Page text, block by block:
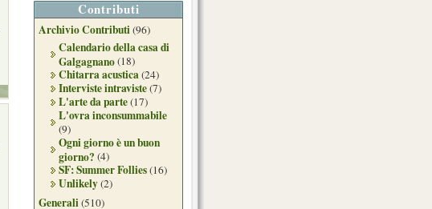
Contributi
Archivio Contributi(96)
Calendario della casa di
Galgagnano(18)
Chitarra acustica(24)
Interviste intraviste(7)
L'arte da parte(17)
L'ovra inconsummabile
(9)
Ogni giorno è un buon
giorno? (4)
SF: Summer Follies(16)
Unlikely(2)
Generali(510)